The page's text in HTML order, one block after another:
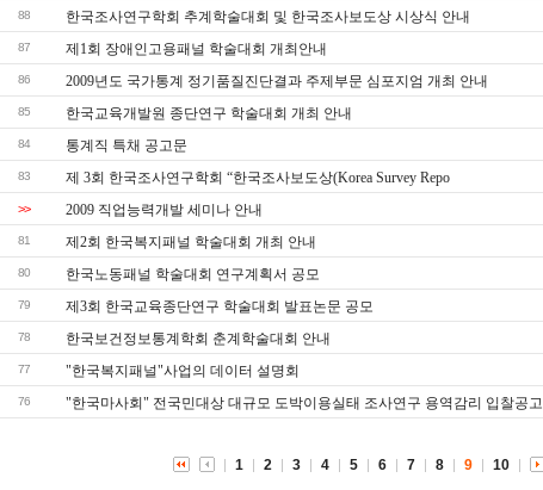
88 한국조사연구학회 추계학술대회 및 한국조사보도상 시상식 안내
87 제1회 장애인고용패널 학술대회 개최안내
86 2009년도 국가통계 정기품질진단결과 주제부문 심포지엄 개최 안내
85 한국교육개발원 종단연구 학술대회 개최 안내
84 통계직 특채 공고문
83 제 3회 한국조사연구학회 “한국조사보도상(Korea Survey Repo
>> 2009 직업능력개발 세미나 안내
81 제2회 한국복지패널 학술대회 개최 안내
80 한국노동패널 학술대회 연구계획서 공모
79 제3회 한국교육종단연구 학술대회 발표논문 공모
78 한국보건정보통계학회 춘계학술대회 안내
77 "한국복지패널"사업의 데이터 설명회
76 "한국마사회" 전국민대상 대규모 도박이용실태 조사연구 용역감리 입찰공고
1 2 3 4 5 6 7 8 9 10